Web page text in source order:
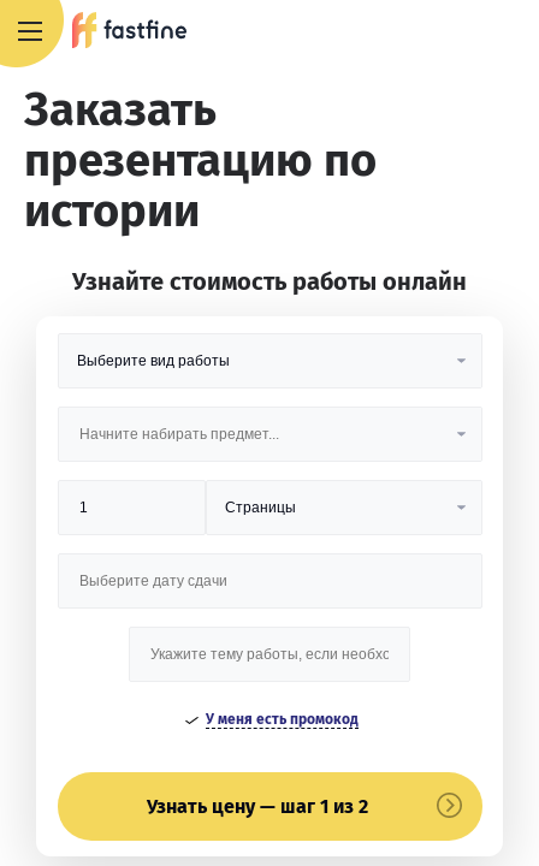
Заказать
презентацию по
истории
Узнайте стоимость работы онлайн
У меня есть промокод
Узнать цену — шаг 1 из 2